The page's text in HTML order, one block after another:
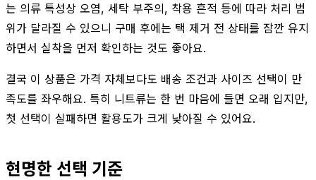
는 의류 특성상 오염, 세탁 부주의, 착용 흔적 등에 따라 처리 범
위가 달라질 수 있으니 구매 후에는 택 제거 전 상태를 잠깐 유지
하면서 실착을 먼저 확인하는 것도 좋아요.
결국 이 상품은 가격 자체보다도 배송 조건과 사이즈 선택이 만
족도를 좌우해요. 특히 니트류는 한 번 마음에 들면 오래 입지만,
첫 선택이 실패하면 활용도가 크게 낮아질 수 있어요.
현명한 선택 기준